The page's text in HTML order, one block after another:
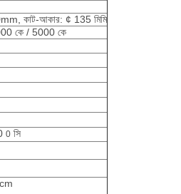
কাট-আকার: ¢ 135 মিমি
কে / 5000 কে
0সি